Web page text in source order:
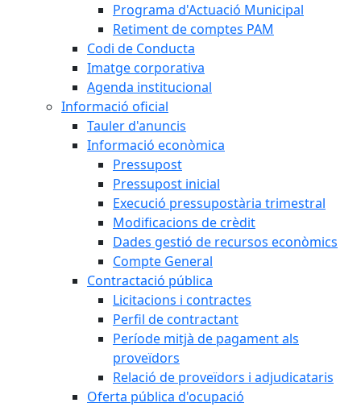
Programa d'Actuació Municipal
Retiment de comptes PAM
Codi de Conducta
Imatge corporativa
Agenda institucional
Informació oficial
Tauler d'anuncis
Informació econòmica
Pressupost
Pressupost inicial
Execució pressupostària trimestral
Modificacions de crèdit
Dades gestió de recursos econòmics
Compte General
Contractació pública
Licitacions i contractes
Perfil de contractant
Període mitjà de pagament als
proveïdors
Relació de proveïdors i adjudicataris
Oferta pública d'ocupació